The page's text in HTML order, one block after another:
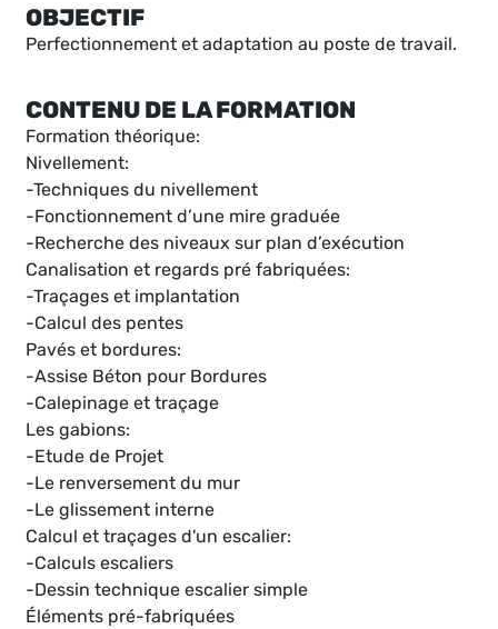
OBJECTIF
Perfectionnement et adaptation au poste de travail.
CONTENU DE LA FORMATION
Formation théorique:
Nivellement:
-Techniques du nivellement
-Fonctionnement d’une mire graduée
-Recherche des niveaux sur plan d’exécution
Canalisation et regards pré fabriquées:
-Traçages et implantation
-Calcul des pentes
Pavés et bordures:
-Assise Béton pour Bordures
-Calepinage et traçage
Les gabions:
-Etude de Projet
-Le renversement du mur
-Le glissement interne
Calcul et traçages d'un escalier:
-Calculs escaliers
-Dessin technique escalier simple
Éléments pré-fabriquées